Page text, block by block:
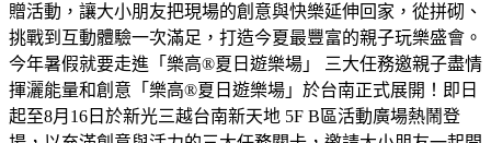
贈活動，讓大小朋友把現場的創意與快樂延伸回家，從拼砌、
挑戰到互動體驗一次滿足，打造今夏最豐富的親子玩樂盛會。
今年暑假就要走進「樂高®夏日遊樂場」 三大任務邀親子盡情
揮灑能量和創意「樂高®夏日遊樂場」於台南正式展開！即日
起至8月16日於新光三越台南新天地 5F B區活動廣場熱鬧登